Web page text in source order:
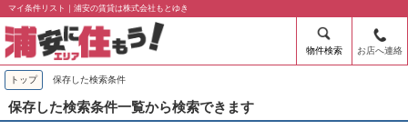
マイ条件リスト｜浦安の賃貸は株式会社もとゆき
物件検索 お店へ連絡
トップ 保存した検索条件
保存した検索条件一覧から検索できます